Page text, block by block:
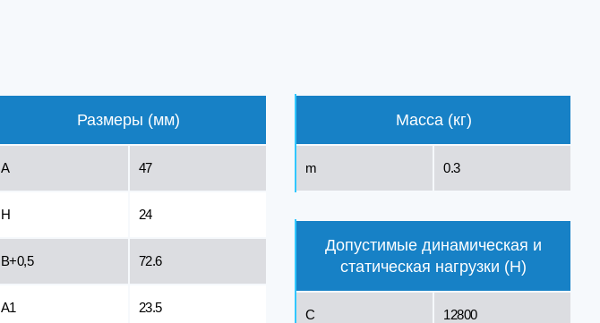
Размеры (мм)
A 47
H 24
B+0,5 72.6
A1 23.5
Масса (кг)
m 0.3
Допустимые динамическая и
статическая нагрузки (Н)
C 12800